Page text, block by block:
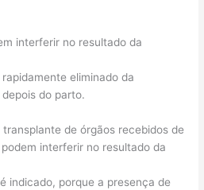
interferir no resultado da
eliminado da
do parto.
de órgãos recebidos de
interferir no resultado da
indicado, porque a presença de